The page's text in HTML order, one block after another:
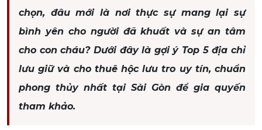
chọn, đâu mới là nơi thực sự mang lại sự
bình yên cho người đã khuất và sự an tâm
cho con cháu? Dưới đây là gợi ý Top 5 địa chỉ
lưu giữ và cho thuê hộc lưu tro uy tín, chuẩn
phong thủy nhất tại Sài Gòn để gia quyến
tham khảo.